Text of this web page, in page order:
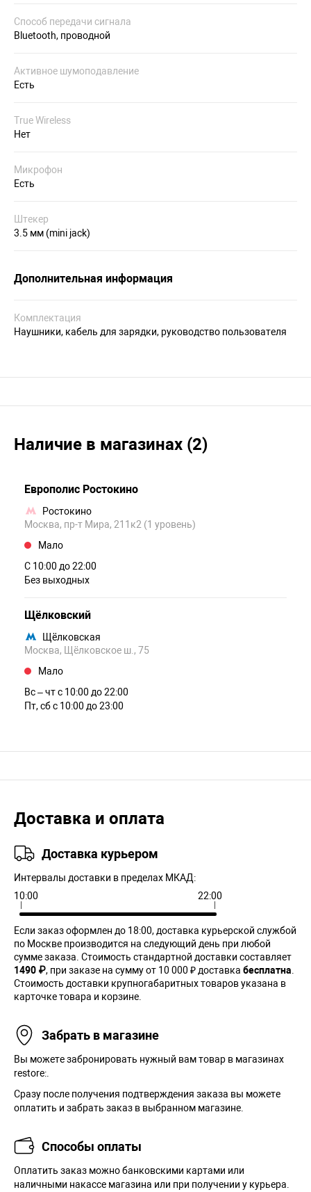
Способ передачи сигнала
Bluetooth, проводной
Активное шумоподавление
Есть
True Wireless
Нет
Микрофон
Есть
Штекер
3.5 мм (mini jack)
Дополнительная информация
Комплектация
Наушники, кабель для зарядки, руководство пользователя
Наличие в магазинах (2)
Европолис Ростокино
Ростокино
Москва, пр-т Мира, 211к2 (1 уровень)
Мало
С 10:00 до 22:00
Без выходных
Щёлковский
Щёлковская
Москва, Щёлковское ш., 75
Мало
Вс – чт c 10:00 до 22:00
Пт, сб c 10:00 до 23:00
Доставка и оплата
Доставка курьером
Интервалы доставки в пределах МКАД:
10:00
22:00
Если заказ оформлен до 18:00, доставка курьерской службой
по Москве производится на следующий день при любой
сумме заказа. Cтоимость стандартной доставки составляет
1490 ₽, при заказе на сумму от 10 000 ₽ доставка бесплатна
Стоимость доставки крупногабаритных товаров указана в
карточке товара и корзине.
Забрать в магазине
Вы можете забронировать нужный вам товар в магазинах
restore:.
Сразу после получения подтверждения заказа вы можете
оплатить и забрать заказ в выбранном магазине.
Способы оплаты
Оплатить заказ можно банковскими картами или
наличными накассе магазина или при получении у курьера.